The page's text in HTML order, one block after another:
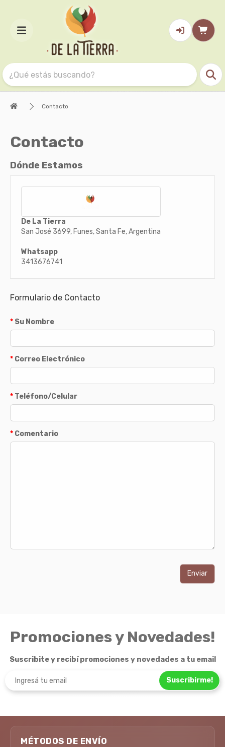
Contacto
Contacto
Dónde Estamos
De La Tierra
San José 3699, Funes, Santa Fe, Argentina
Whatsapp
3413676741
Formulario de Contacto
Su Nombre
Correo Electrónico
Teléfono/Celular
Comentario
Promociones y Novedades!
Suscribite y recibí promociones y novedades a tu email
Suscribirme!
MÉTODOS DE ENVÍO